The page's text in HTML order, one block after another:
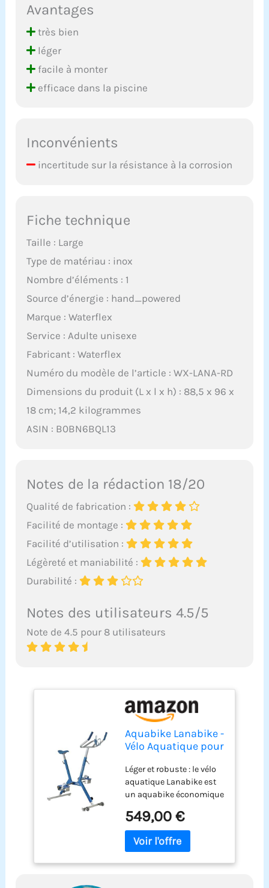
Avantages
très bien
léger
facile à monter
efficace dans la piscine
Inconvénients
incertitude sur la résistance à la corrosion
Fiche technique
Taille : Large
Type de matériau : inox
Nombre d’éléments : 1
Source d’énergie : hand_powered
Marque : Waterflex
Service : Adulte unisexe
Fabricant : Waterflex
Numéro du modèle de l’article : WX-LANA-RD
Dimensions du produit (L x l x h) : 88,5 x 96 x
18 cm; 14,2 kilogrammes
ASIN : B0BN6BQL13
Notes de la rédaction 18/20
Qualité de fabrication :
Facilité de montage :
Facilité d’utilisation :
Légèreté et maniabilité :
Durabilité :
Notes des utilisateurs 4.5/5
Note de 4.5 pour 8 utilisateurs
Aquabike Lanabike -
Vélo Aquatique pour
Bassin - Selle
Ergonomique -
Guidon Sport -
Pédales
Antidérapantes -
Réglages Click &
Turn - Bleu -
Waterflex, Large,
Léger et robuste : le vélo
aquatique Lanabike est
un aquabike économique
pratiquer seul ou en
famille ou en semi-pro.
Sa légèreté en fait un vélo
549,00 €